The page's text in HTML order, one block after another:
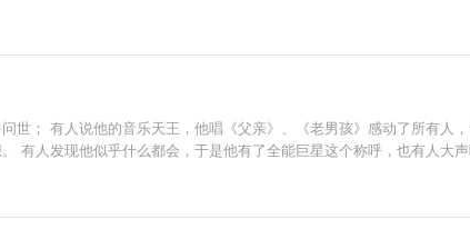
世； 有人说他的音乐天王，他唱《父亲》、《老男孩》感动了所有人
有人发现他似乎什么都会，于是他有了全能巨星这个称呼，也有人大